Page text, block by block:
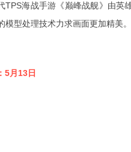
TPS海战手游《巅峰战舰》由英
模型处理技术力求画面更加精美
5月13日